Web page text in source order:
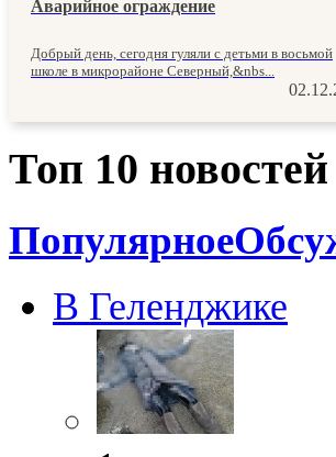
Аварийное ограждение
Добрый день, сегодня гуляли с детьми в восьмой
школе в микрорайоне Северный,&nbs...
Топ 10 новостей
Популярное
В Геленджике